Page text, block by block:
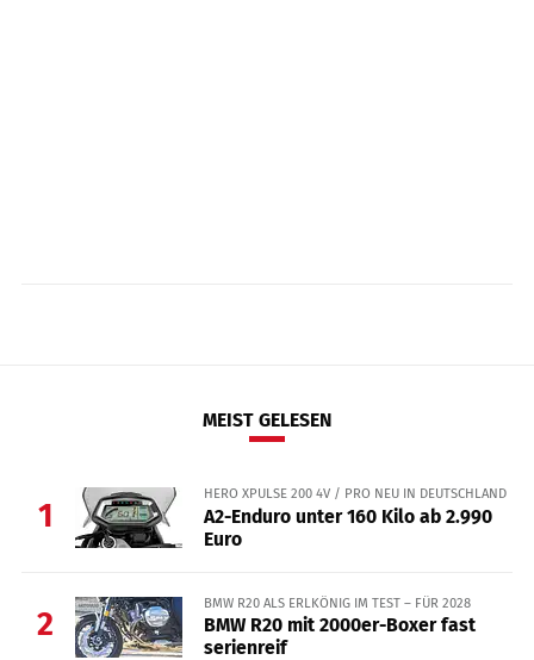
MEIST GELESEN
1
HERO XPULSE 200 4V / PRO NEU IN DEUTSCHLAND
A2-Enduro unter 160 Kilo ab 2.990
Euro
2
BMW R20 ALS ERLKÖNIG IM TEST – FÜR 2028
BMW R20 mit 2000er-Boxer fast
serienreif